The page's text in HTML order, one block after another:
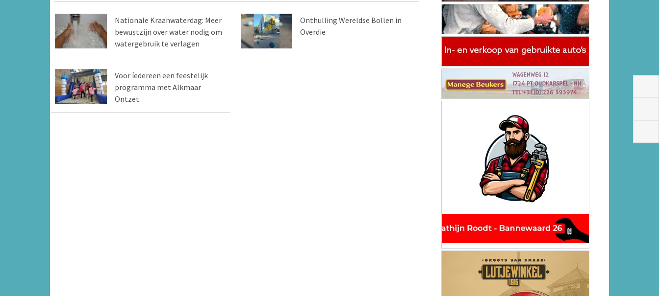
Nationale Kraanwaterdag: Meer
bewustzijn over water nodig om
watergebruik te verlagen
Onthulling Wereldse Bollen in
Overdie
Voor íedereen een feestelijk
programma met Alkmaar
Ontzet